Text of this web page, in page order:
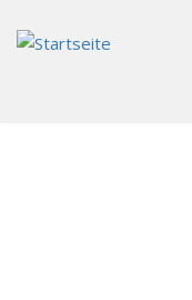
zum